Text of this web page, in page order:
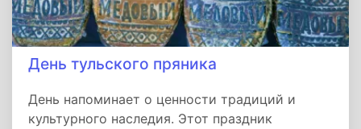
День тульского пряника
День напоминает о ценности традиций и
культурного наследия. Этот праздник